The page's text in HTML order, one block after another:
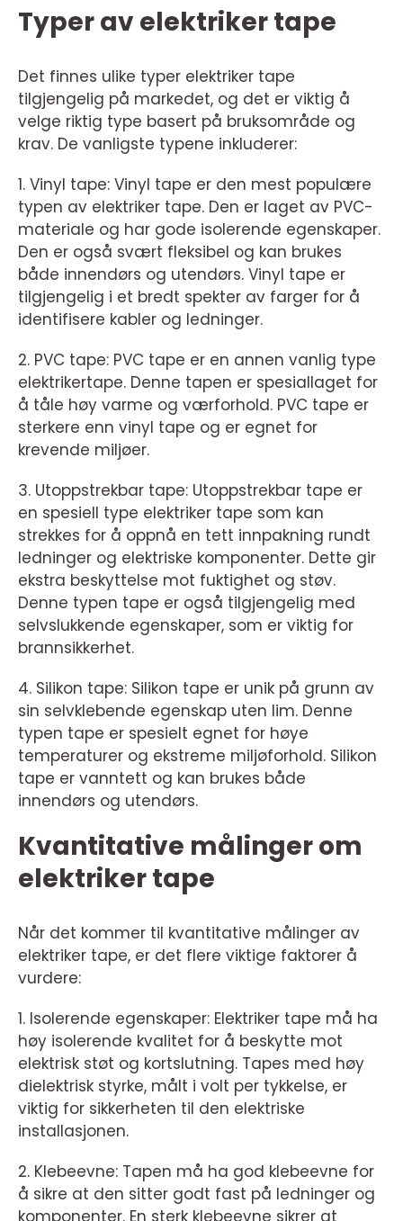
Typer av elektriker tape
Det finnes ulike typer elektriker tape
tilgjengelig på markedet, og det er viktig å
velge riktig type basert på bruksområde og
krav. De vanligste typene inkluderer:
1. Vinyl tape: Vinyl tape er den mest populære
typen av elektriker tape. Den er laget av PVC-
materiale og har gode isolerende egenskaper.
Den er også svært fleksibel og kan brukes
både innendørs og utendørs. Vinyl tape er
tilgjengelig i et bredt spekter av farger for å
identifisere kabler og ledninger.
2. PVC tape: PVC tape er en annen vanlig type
elektrikertape. Denne tapen er spesiallaget for
å tåle høy varme og værforhold. PVC tape er
sterkere enn vinyl tape og er egnet for
krevende miljøer.
3. Utoppstrekbar tape: Utoppstrekbar tape er
en spesiell type elektriker tape som kan
strekkes for å oppnå en tett innpakning rundt
ledninger og elektriske komponenter. Dette gir
ekstra beskyttelse mot fuktighet og støv.
Denne typen tape er også tilgjengelig med
selvslukkende egenskaper, som er viktig for
brannsikkerhet.
4. Silikon tape: Silikon tape er unik på grunn av
sin selvklebende egenskap uten lim. Denne
typen tape er spesielt egnet for høye
temperaturer og ekstreme miljøforhold. Silikon
tape er vanntett og kan brukes både
innendørs og utendørs.
Kvantitative målinger om
elektriker tape
Når det kommer til kvantitative målinger av
elektriker tape, er det flere viktige faktorer å
vurdere:
1. Isolerende egenskaper: Elektriker tape må ha
høy isolerende kvalitet for å beskytte mot
elektrisk støt og kortslutning. Tapes med høy
dielektrisk styrke, målt i volt per tykkelse, er
viktig for sikkerheten til den elektriske
installasjonen.
2. Klebeevne: Tapen må ha god klebeevne for
å sikre at den sitter godt fast på ledninger og